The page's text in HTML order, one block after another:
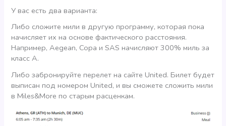
У вас есть два варианта:
Либо сложите мили в другую программу, которая пока
начисляет их на основе фактического расстояния.
Например, Aegean, Copa и SAS начисляют 300% миль за
класс А.
Либо забронируйте перелет на сайте United. Билет будет
выписан под номером United, и вы сможете сложить мили
в Miles&More по старым расценкам.